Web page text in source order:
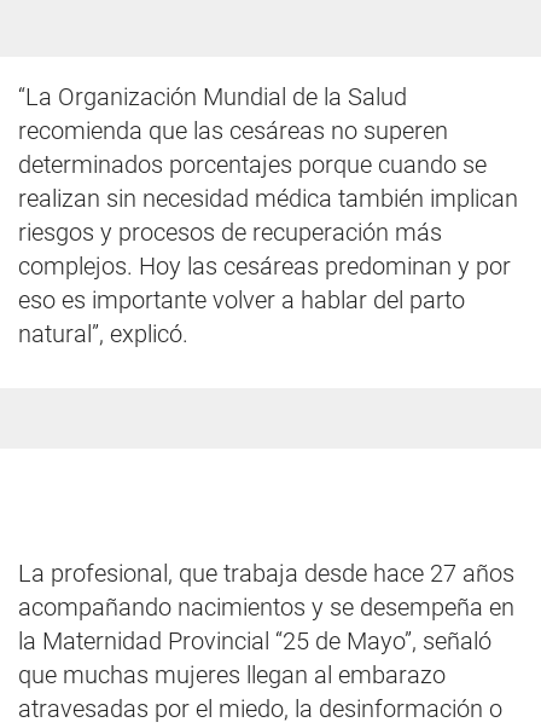
“La Organización Mundial de la Salud
recomienda que las cesáreas no superen
determinados porcentajes porque cuando se
realizan sin necesidad médica también implican
riesgos y procesos de recuperación más
complejos. Hoy las cesáreas predominan y por
eso es importante volver a hablar del parto
natural”, explicó.
La profesional, que trabaja desde hace 27 años
acompañando nacimientos y se desempeña en
la Maternidad Provincial “25 de Mayo”, señaló
que muchas mujeres llegan al embarazo
atravesadas por el miedo, la desinformación o